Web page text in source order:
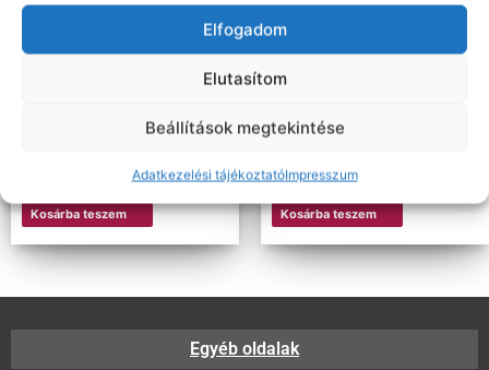
Elfogadom
Elutasítom
Beállítások megtekintése
Adatkezelési tájékoztatóImpresszum
A2P3 Használatra kész
félmaszk fekete
Kosárba teszem
ABEK1P3 Használatra kész
félmaszk fekete
Kosárba teszem
Egyéb oldalak